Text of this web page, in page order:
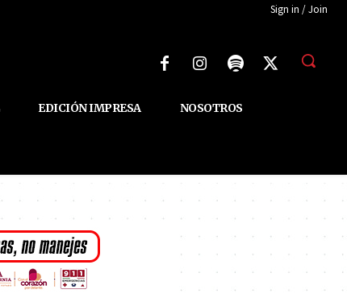
Sign in / Join
EDICIÓN IMPRESA NOSOTROS